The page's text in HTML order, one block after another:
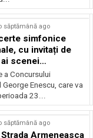
săptămână ago
simfonice
cu invitați de
scenei
și ansambluri
românești de
programul
Enescu 2026
a Concursului
Enescu, care va
23...
săptămână ago
Armeneasca